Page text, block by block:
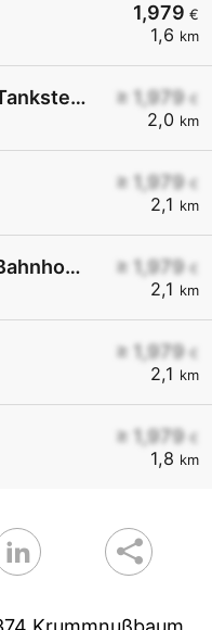
1,979 €
1,6 km
≥ 1,979 €
2,0 km
ESSMEISTER Full-Service Tankstelle
≥ 1,979 €
2,1 km
≥ 1,979 €
2,1 km
OMV - Ybbs an der Donau Bahnhofstraße 18
≥ 1,979 €
2,1 km
≥ 1,979 €
1,8 km